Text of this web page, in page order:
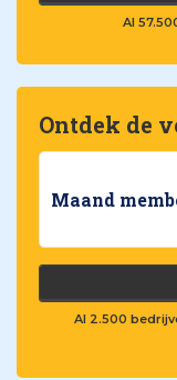
Al
Ontdek de
Maand
Al 2.500